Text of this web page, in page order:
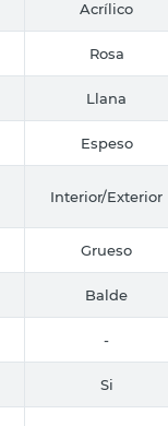
Acrílico
Rosa
Llana
Espeso
Interior/Exterior
Grueso
Balde
-
Si